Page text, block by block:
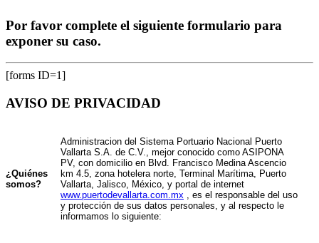
Por favor complete el siguiente formulario para
exponer su caso.
[forms ID=1]
AVISO DE PRIVACIDAD
¿Quiénes
somos?
Administracion del Sistema Portuario Nacional Puerto
Vallarta S.A. de C.V., mejor conocido como ASIPONA
PV, con domicilio en Blvd. Francisco Medina Ascencio
km 4.5, zona hotelera norte, Terminal Marítima, Puerto
Vallarta, Jalisco, México, y portal de internet
www.puertodevallarta.com.mx , es el responsable del uso
y protección de sus datos personales, y al respecto le
informamos lo siguiente: